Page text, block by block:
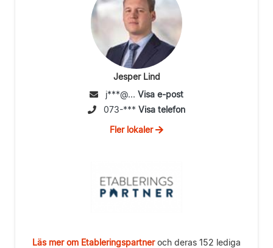
Jesper Lind
j***@... Visa e-post
073-*** Visa telefon
Fler lokaler
Läs mer om Etableringspartneroch deras 152 lediga